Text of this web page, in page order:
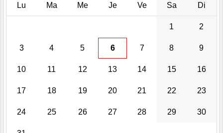
Lu Ma Me Je Ve Sa Di
1 2
3 4 5 6 7 8 9
10 11 12 13 14 15 16
17 18 19 20 21 22 23
24 25 26 27 28 29 30